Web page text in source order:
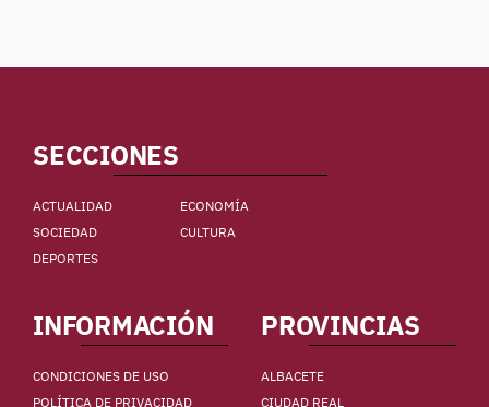
SECCIONES
ACTUALIDAD
ECONOMÍA
SOCIEDAD
CULTURA
DEPORTES
INFORMACIÓN
CONDICIONES DE USO
POLÍTICA DE PRIVACIDAD
PROVINCIAS
ALBACETE
CIUDAD REAL